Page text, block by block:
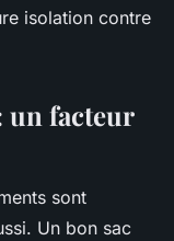
isolation contre
un facteur
sont
Un bon sac